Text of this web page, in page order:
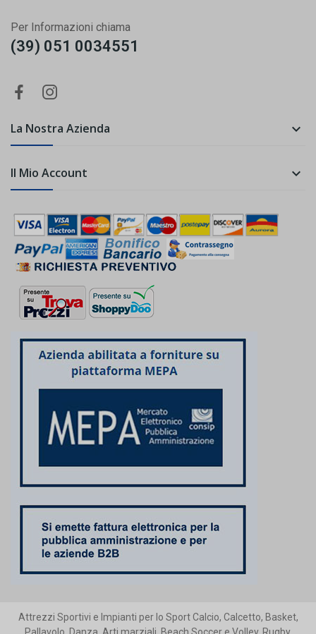
Per Informazioni chiama
(39) 051 0034551
La Nostra Azienda 
Il Mio Account 
Attrezzi Sportivi e Impianti per lo Sport Calcio, Calcetto, Basket,